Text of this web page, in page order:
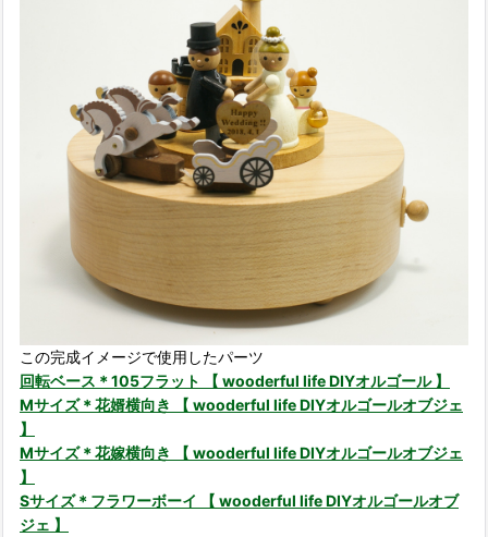
この完成イメージで使用したパーツ
回転ベース＊105フラット 【 wooderful life DIYオルゴール 】
Mサイズ＊花婿横向き 【 wooderful life DIYオルゴールオブジェ
】
Mサイズ＊花嫁横向き 【 wooderful life DIYオルゴールオブジェ
】
Sサイズ＊フラワーボーイ 【 wooderful life DIYオルゴールオブ
ジェ 】